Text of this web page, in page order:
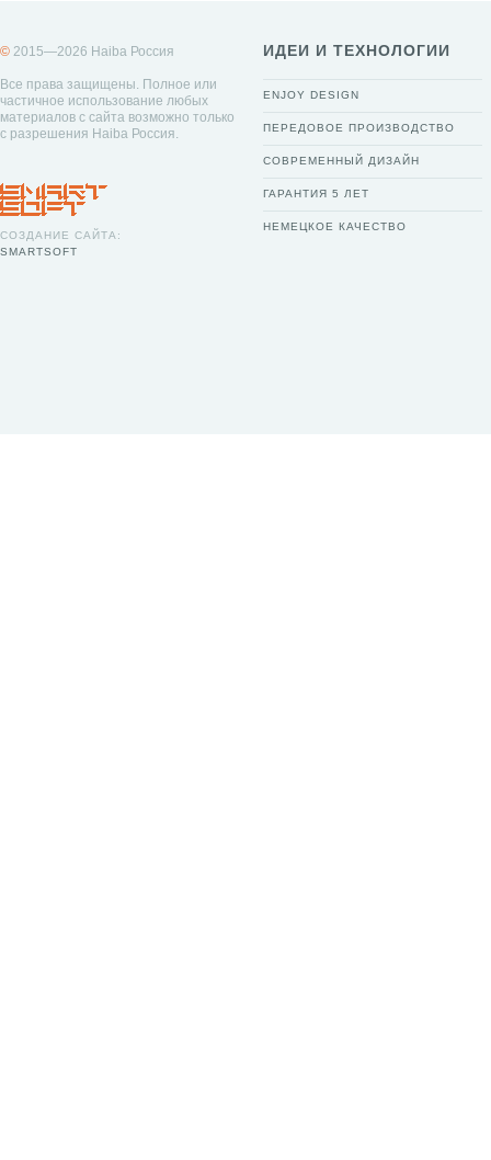
© 2015—2026 Haiba Россия
Все права защищены. Полное или
частичное использование любых
материалов с сайта возможно только
с разрешения Haiba Россия.
СОЗДАНИЕ САЙТА:
SMARTSOFT
ИДЕИ И ТЕХНОЛОГИИ
ENJOY DESIGN
ПЕРЕДОВОЕ ПРОИЗВОДСТВО
СОВРЕМЕННЫЙ ДИЗАЙН
ГАРАНТИЯ 5 ЛЕТ
НЕМЕЦКОЕ КАЧЕСТВО